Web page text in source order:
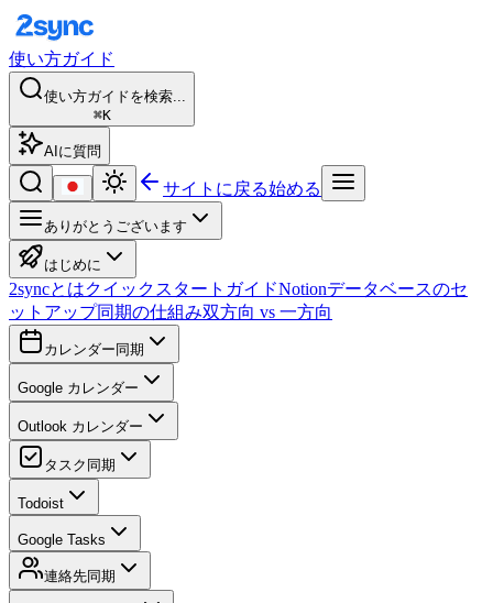
使い方ガイド
使い方ガイドを検索...
⌘K
AIに質問
サイトに戻る始める
ありがとうございます
はじめに
2syncとはクイックスタートガイドNotionデータベースのセ
ットアップ同期の仕組み双方向 vs 一方向
カレンダー同期
Google カレンダー
Outlook カレンダー
タスク同期
Todoist
Google Tasks
連絡先同期